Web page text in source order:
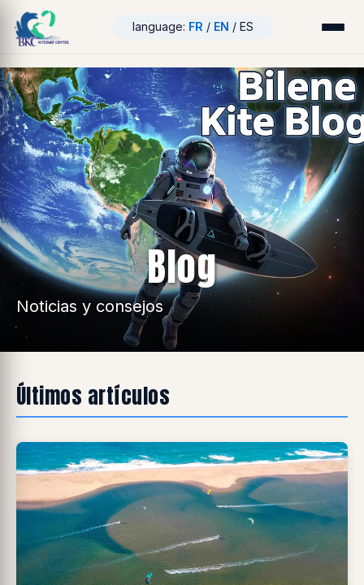
language: FR / EN / ES
Blog
Noticias y consejos
Últimos artículos